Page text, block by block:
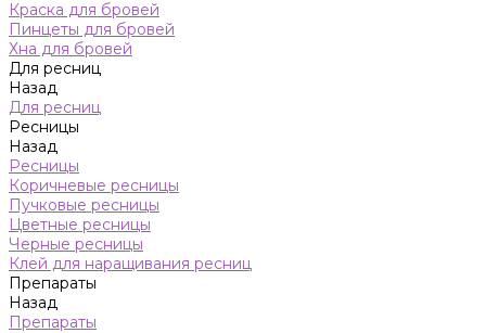
Краска для бровей
Пинцеты для бровей
Хна для бровей
Для ресниц
Назад
Для ресниц
Ресницы
Назад
Ресницы
Коричневые ресницы
Пучковые ресницы
Цветные ресницы
Черные ресницы
Клей для наращивания ресниц
Препараты
Назад
Препараты